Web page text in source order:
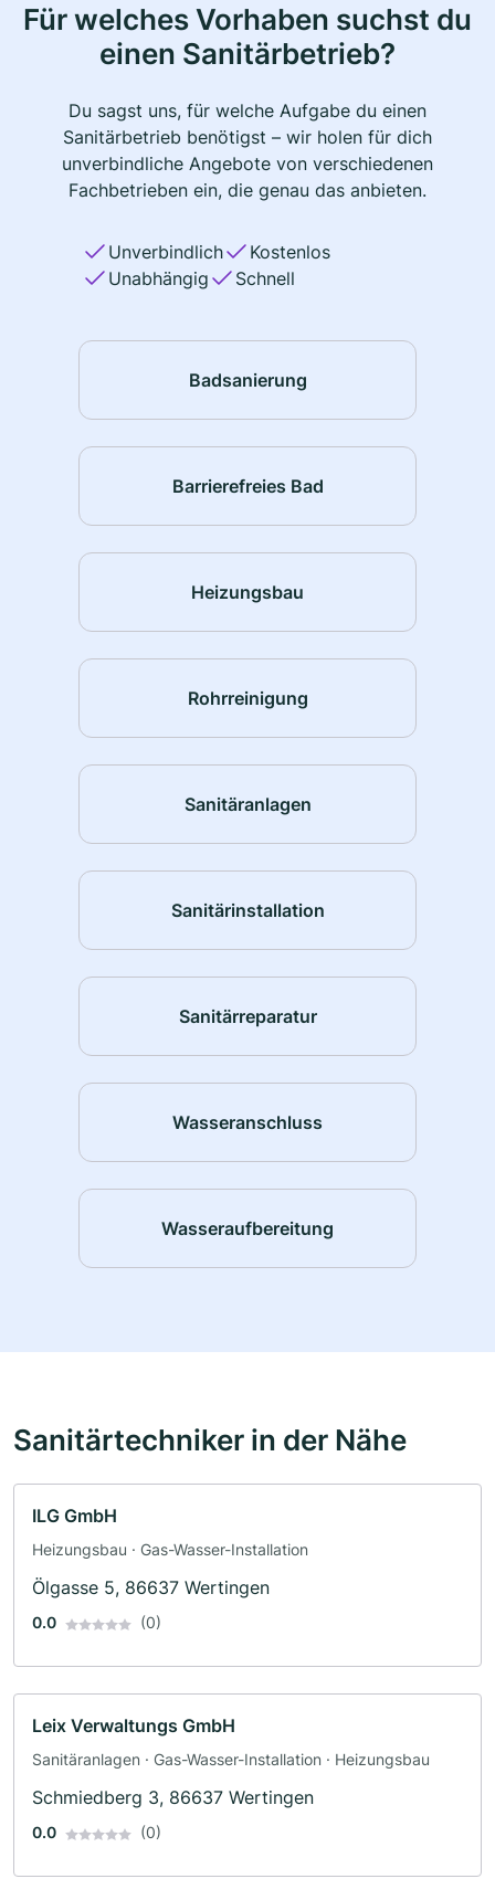
Für welches Vorhaben suchst du
einen Sanitärbetrieb?
Du sagst uns, für welche Aufgabe du einen
Sanitärbetrieb benötigst – wir holen für dich
unverbindliche Angebote von verschiedenen
Fachbetrieben ein, die genau das anbieten.
Unverbindlich
Kostenlos
Unabhängig
Schnell
Badsanierung
Barrierefreies Bad
Heizungsbau
Rohrreinigung
Sanitäranlagen
Sanitärinstallation
Sanitärreparatur
Wasseranschluss
Wasseraufbereitung
Sanitärtechniker in der Nähe
ILG GmbH
Heizungsbau · Gas-Wasser-Installation
Ölgasse 5, 86637 Wertingen
0.0 (0)
Leix Verwaltungs GmbH
Sanitäranlagen · Gas-Wasser-Installation · Heizungsbau
Schmiedberg 3, 86637 Wertingen
0.0 (0)